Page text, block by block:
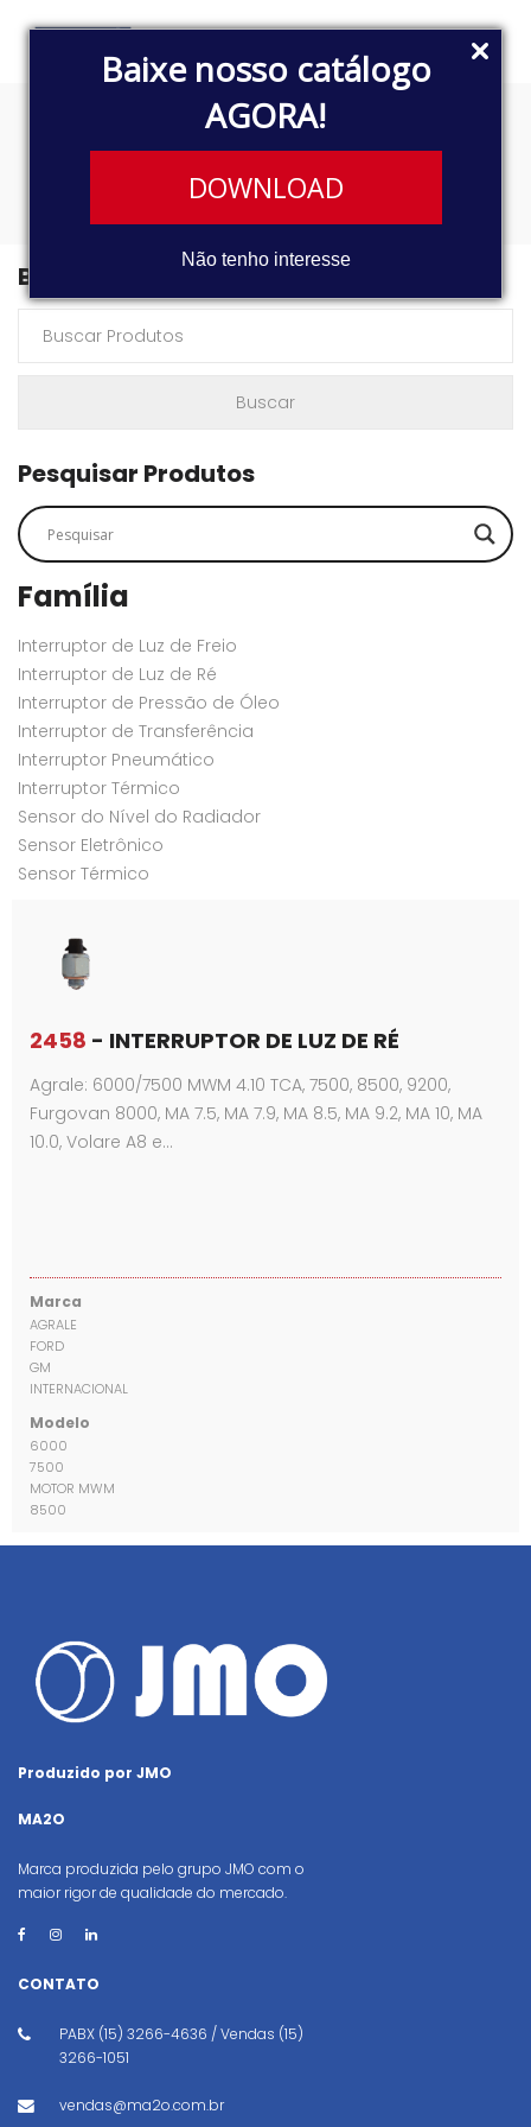
Baixe nosso catálogo
AGORA!
DOWNLOAD
Não tenho interesse
MA 9.2
Buscar Produtos
Pesquisar Produtos
Família
Interruptor de Luz de Freio
Interruptor de Luz de Ré
Interruptor de Pressão de Óleo
Interruptor de Transferência
Interruptor Pneumático
Interruptor Térmico
Sensor do Nível do Radiador
Sensor Eletrônico
Sensor Térmico
2458 - INTERRUPTOR DE LUZ DE RÉ
Agrale: 6000/7500 MWM 4.10 TCA, 7500, 8500, 9200,
Furgovan 8000, MA 7.5, MA 7.9, MA 8.5, MA 9.2, MA 10, MA
10.0, Volare A8 e…
Marca
AGRALE
FORD
GM
INTERNACIONAL
Modelo
6000
7500
MOTOR MWM
8500
Produzido por JMO
MA2O
Marca produzida pelo grupo JMO com o
maior rigor de qualidade do mercado.
CONTATO
PABX (15) 3266-4636 / Vendas (15)
3266-1051
vendas@ma2o.com.br